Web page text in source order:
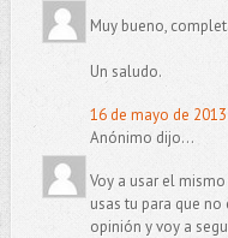
Muy bueno,
Un saludo.
16 de mayo de
Anónimo dijo...
Voy a usar el
usas tu para que
opinión y voy a